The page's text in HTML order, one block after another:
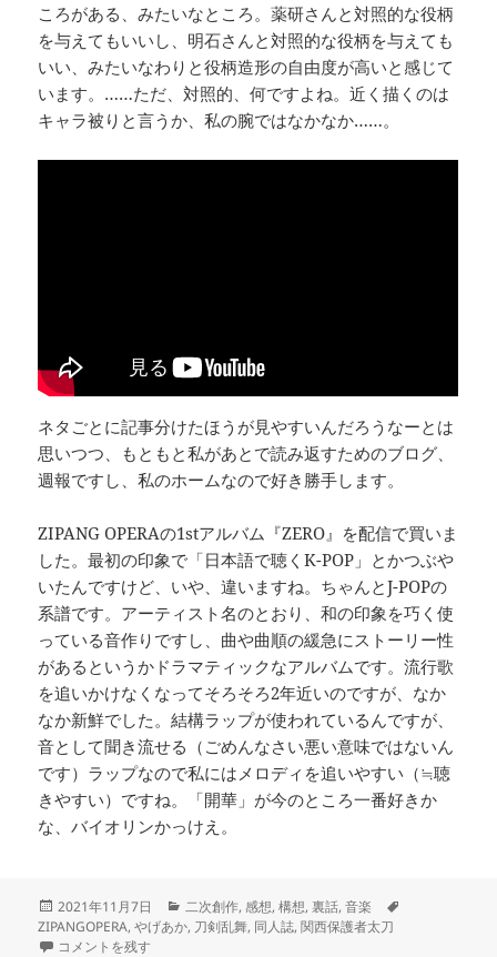
ころがある、みたいなところ。薬研さんと対照的な役柄
を与えてもいいし、明石さんと対照的な役柄を与えても
いい、みたいなわりと役柄造形の自由度が高いと感じて
います。……ただ、対照的、何ですよね。近く描くのは
キャラ被りと言うか、私の腕ではなかなか……。
ネタごとに記事分けたほうが見やすいんだろうなーとは
思いつつ、もともと私があとで読み返すためのブログ、
週報ですし、私のホームなので好き勝手します。
ZIPANG OPERAの1stアルバム『ZERO』を配信で買いま
した。最初の印象で「日本語で聴くK-POP」とかつぶや
いたんですけど、いや、違いますね。ちゃんとJ-POPの
系譜です。アーティスト名のとおり、和の印象を巧く使
っている音作りですし、曲や曲順の緩急にストーリー性
があるというかドラマティックなアルバムです。流行歌
を追いかけなくなってそろそろ2年近いのですが、なか
なか新鮮でした。結構ラップが使われているんですが、
音として聞き流せる（ごめんなさい悪い意味ではないん
です）ラップなので私にはメロディを追いやすい（≒聴
きやすい）ですね。「開華」が今のところ一番好きか
な、バイオリンかっけえ。
投
稿
日:
2021年11月7日
カ
テ
二次創作,感想,構想,裏話,音楽
ZIPANGOPERA,やげあか, 刀剣乱舞, 同人誌,関西保護者太刀
目指せ4冊同時入稿＆設定あれこれ に
コメントを残す